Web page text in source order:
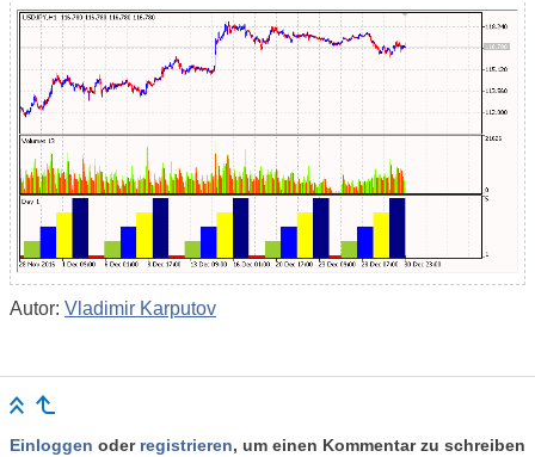
Autor: Vladimir Karputov
Einloggen oder registrieren, um einen Kommentar zu schreiben